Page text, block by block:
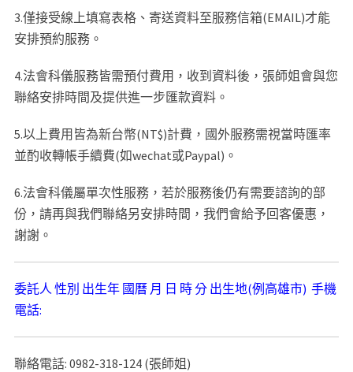
3.僅接受線上填寫表格、寄送資料至服務信箱(EMAIL)才能
安排預約服務。
4.法會科儀服務皆需預付費用，收到資料後，張師姐會與您
聯絡安排時間及提供進一步匯款資料。
5.以上費用皆為新台幣(NT$)計費，國外服務需視當時匯率
並酌收轉帳手續費(如wechat或Paypal)。
6.法會科儀屬單次性服務，若於服務後仍有需要諮詢的部
份，請再與我們聯絡另安排時間，我們會給予回客優惠，
謝謝。
委託人 性別 出生年 國曆 月 日 時 分 出生地(例高雄市) 手機
電話:
聯絡電話: 0982-318-124 (張師姐)